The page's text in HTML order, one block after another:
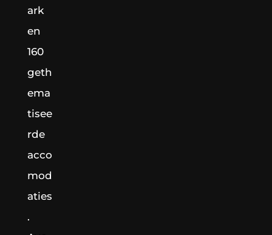
ark
en
160
geth
ema
tisee
rde
acco
mod
aties
.